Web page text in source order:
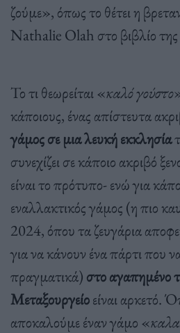
ζούμε», όπως το θέτει η
Nathalie Olah στο βιβλίο της
Το τι θεωρείται «καλό γούστο
κάποιους, ένας απίστευτα
γάμος σε μια λευκή εκκλησία
συνεχίζει σε κάποιο ακριβό
είναι το πρότυπο- ενώ για
εναλλακτικός γάμος (η πιο
2024, όπου τα ζευγάρια
για να κάνουν ένα πάρτι που
πραγματικά) στο αγαπημένο
Μεταξουργείοείναι αρκετό.
αποκαλούμε έναν γάμο «